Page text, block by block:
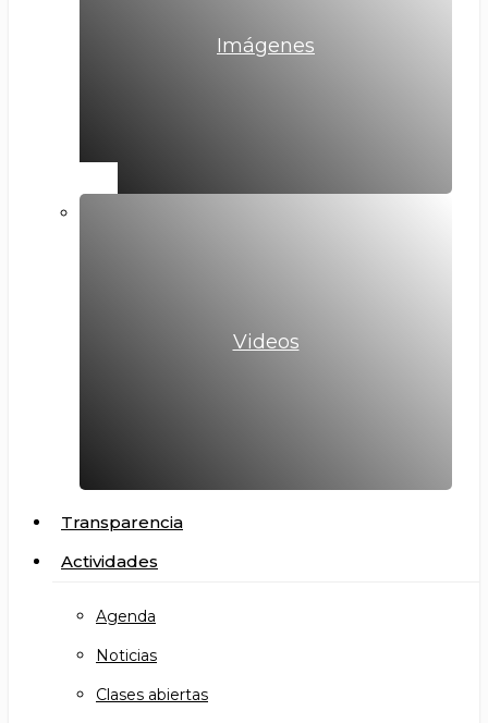
Imágenes
Videos
Transparencia
Actividades
Agenda
Noticias
Clases abiertas